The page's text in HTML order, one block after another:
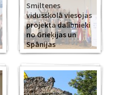
Smiltenes
vidusskolā viesojas
projekta dalībnieki
no Grieķijas un
Spānijas